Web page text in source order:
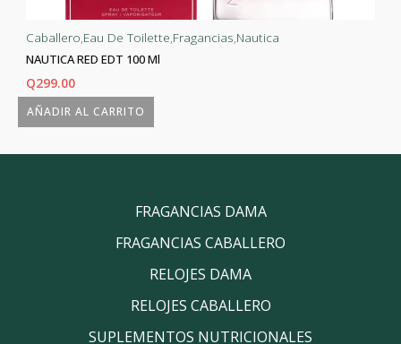
AÑADIR AL CARRITO
Caballero Eau De Toilette Fragancias Nautica
NAUTICA RED EDT 100 Ml
Q299.00
FRAGANCIAS DAMA
FRAGANCIAS CABALLERO
RELOJES DAMA
RELOJES CABALLERO
SUPLEMENTOS NUTRICIONALES